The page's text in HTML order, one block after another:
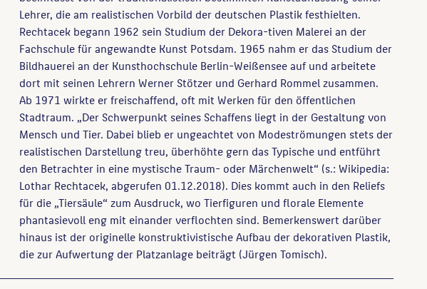
Lehrer, die am realistischen Vorbild der deutschen Plastik festhielten.
Rechtacek begann 1962 sein Studium der Dekora-tiven Malerei an der
Fachschule für angewandte Kunst Potsdam. 1965 nahm er das Studium der
Bildhauerei an der Kunsthochschule Berlin-Weißensee auf und arbeitete
dort mit seinen Lehrern Werner Stötzer und Gerhard Rommel zusammen.
Ab 1971 wirkte er freischaffend, oft mit Werken für den öffentlichen
Stadtraum. „Der Schwerpunkt seines Schaffens liegt in der Gestaltung von
Mensch und Tier. Dabei blieb er ungeachtet von Modeströmungen stets der
realistischen Darstellung treu, überhöhte gern das Typische und entführt
den Betrachter in eine mystische Traum- oder Märchenwelt“ (s.: Wikipedia:
Lothar Rechtacek, abgerufen 01.12.2018). Dies kommt auch in den Reliefs
für die „Tiersäule“ zum Ausdruck, wo Tierfiguren und florale Elemente
phantasievoll eng mit einander verflochten sind. Bemerkenswert darüber
hinaus ist der originelle konstruktivistische Aufbau der dekorativen Plastik,
die zur Aufwertung der Platzanlage beiträgt (Jürgen Tomisch).